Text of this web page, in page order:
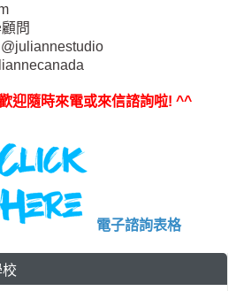
問
迎隨時來電或來信諮詢啦! ^^
電子諮詢表格